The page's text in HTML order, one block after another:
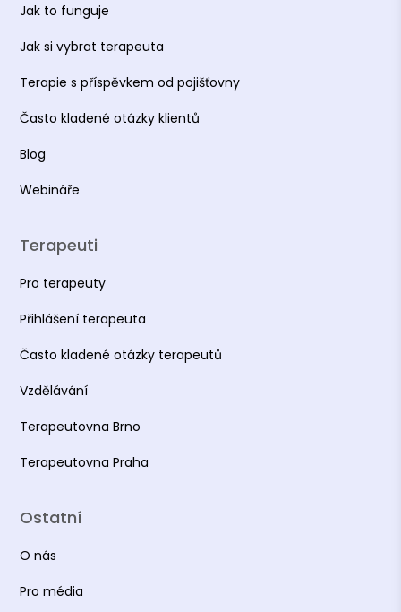
Jak to funguje
Jak si vybrat terapeuta
Terapie s příspěvkem od pojišťovny
Často kladené otázky klientů
Blog
Webináře
Terapeuti
Pro terapeuty
Přihlášení terapeuta
Často kladené otázky terapeutů
Vzdělávání
Terapeutovna Brno
Terapeutovna Praha
Ostatní
O nás
Pro média